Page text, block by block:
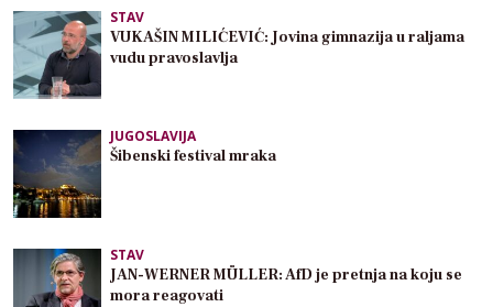
STAV
VUKAŠIN MILIĆEVIĆ: Jovina gimnazija u raljama
vudu pravoslavlja
JUGOSLAVIJA
Šibenski festival mraka
STAV
JAN-WERNER MÜLLER: AfD je pretnja na koju se
mora reagovati